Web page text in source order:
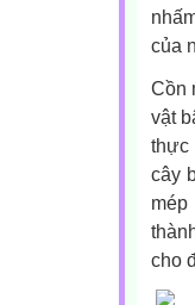
của
Cồn
vật
thực
cây
cho